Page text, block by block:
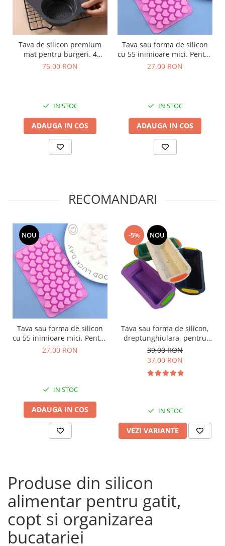
Tava de silicon premium
mat pentru burgeri. 4
cavitati perforate pentru
75,00 RON
IN STOC
ADAUGA IN COS
Tava sau forma de silicon
cu 55 inimioare mici. Pentru
jeleuri, ciocolata sau
27,00 RON
IN STOC
ADAUGA IN COS
RECOMANDARI
NOU
Tava sau forma de silicon
cu 55 inimioare mici. Pentru
jeleuri, ciocolata sau
27,00 RON
IN STOC
ADAUGA IN COS
-5% NOU
Tava sau forma de silicon,
dreptunghiulara, pentru
copt chec, cozonac, drob
39,00 RON
37,00 RON
IN STOC
VEZI VARIANTE
Produse din silicon
alimentar pentru gatit,
copt si organizarea
bucatariei